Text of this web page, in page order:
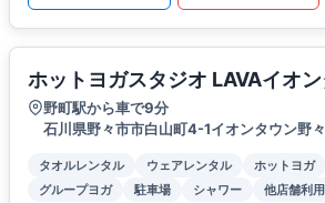
ホットヨガスタジオ LAVAイオ
野町駅から車で9分
石川県野々市市白山町4-1イオンタウン野
タオルレンタル ウェアレンタル ホットヨガ
グループヨガ
駐車場 シャワー 他店舗利用